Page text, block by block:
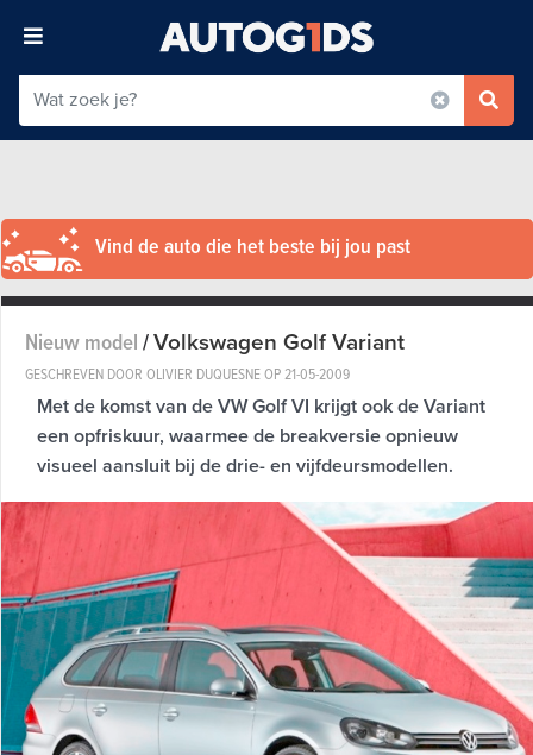
Vind de auto die het beste bij jou past
Nieuw model/Volkswagen Golf Variant
GESCHREVEN DOOR OLIVIER DUQUESNE OP 21-05-2009
Met de komst van de VW Golf VI krijgt ook de Variant
een opfriskuur, waarmee de breakversie opnieuw
visueel aansluit bij de drie- en vijfdeursmodellen.